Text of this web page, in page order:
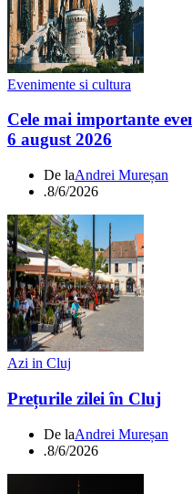
Evenimente si cultura
Cele mai importante
6 august 2026
De laAndrei Mureșan
.8/6/2026
Azi in Cluj
Prețurile zilei în Cluj
De laAndrei Mureșan
.8/6/2026